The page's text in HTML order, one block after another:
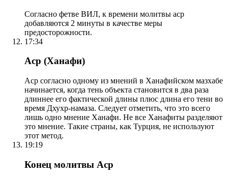
Согласно фетве ВИЛ, к времени молитвы аср
добавляются 2 минуты в качестве меры
предосторожности.
17:34
Аср (Ханафи)
Аср согласно одному из мнений в Ханафийском мазхабе
начинается, когда тень объекта становится в два раза
длиннее его фактической длины плюс длина его тени во
время Дхухр-намаза. Следует отметить, что это всего
лишь одно мнение Ханафи. Не все Ханафиты разделяют
это мнение. Такие страны, как Турция, не используют
этот метод.
19:19
Конец молитвы Аср